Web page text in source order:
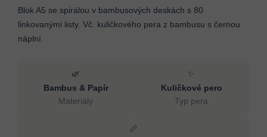
Blok A5 se spirálou v bambusových deskách s 80
linkovanými listy. Vč. kuličkového pera z bambusu s černou
náplní.
🌿
Bambus & Papír
Materiály
✨
Kuličkové pero
Typ pera
📏